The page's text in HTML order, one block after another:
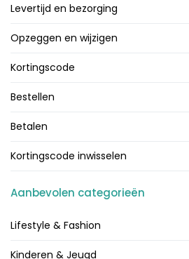
Levertijd en bezorging
Opzeggen en wijzigen
Kortingscode
Bestellen
Betalen
Kortingscode inwisselen
Aanbevolen categorieën
Lifestyle & Fashion
Kinderen & Jeugd